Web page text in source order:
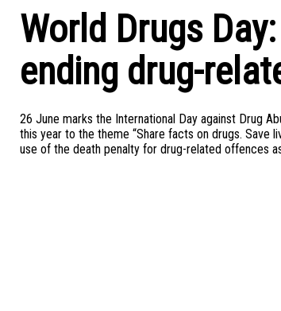
World Drugs
ending drug-
26 June marks the International Day against Drug
this year to the theme “Share facts on drugs. Save
use of the death penalty for drug-related offences